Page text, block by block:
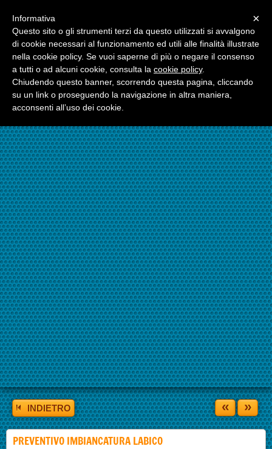
☎324.7403485
INDIETRO « »
PREVENTIVO IMBIANCATURA LABICO
×
Informativa
Questo sito o gli strumenti terzi da questo utilizzati si avvalgono
di cookie necessari al funzionamento ed utili alle finalità illustrate
nella cookie policy. Se vuoi saperne di più o negare il consenso
a tutti o ad alcuni cookie, consulta la cookie policy.
Chiudendo questo banner, scorrendo questa pagina, cliccando
su un link o proseguendo la navigazione in altra maniera,
acconsenti all’uso dei cookie.